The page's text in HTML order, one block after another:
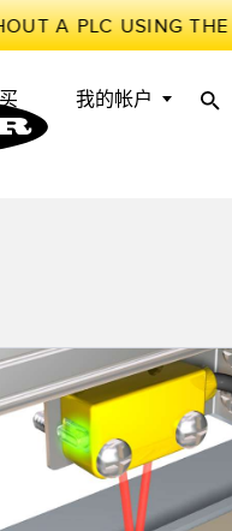
A PLC USING
我的帐户
雷
槽
物
叫
预